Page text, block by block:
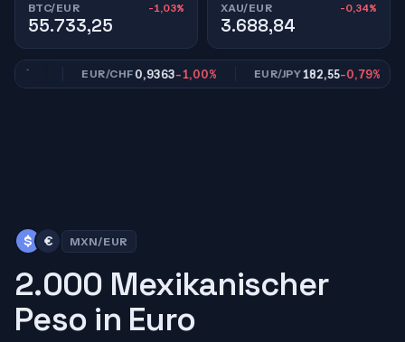
BTC/EUR -1,03%
55.733,25
XAU/EUR -0,34%
3.688,84
EUR/CHF0,9363-1,00% EUR/JPY182,55-0,79%
$ € MXN/EUR
2.000 Mexikanischer
Peso in Euro